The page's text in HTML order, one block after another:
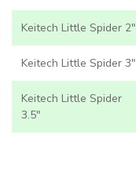
Keitech Little Spider 2"
Keitech Little Spider 3"
Keitech Little Spider
3.5"